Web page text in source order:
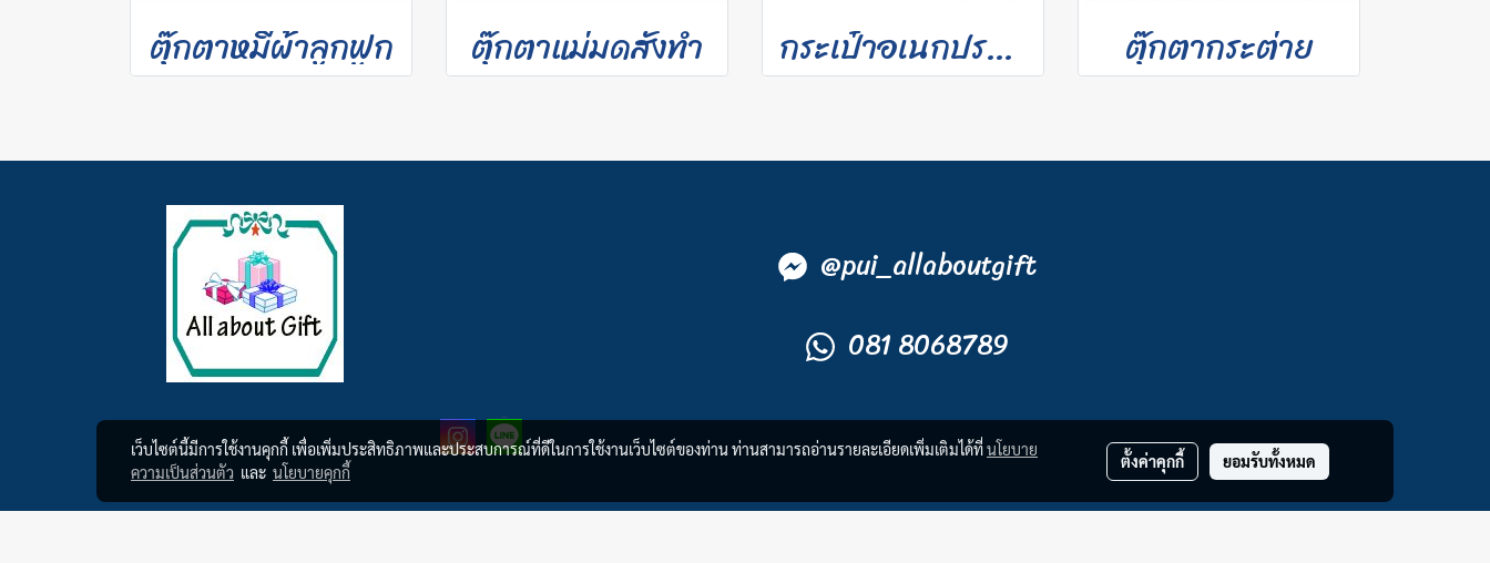
ตุ๊กตาหมีผ้าลูกฟูก ตุ๊กตาแม่มดสั่งทำ กระเป๋าอเนกประสงค์ ตุ๊กตากระต่าย
@pui_allaboutgift
081 8068789
เว็บไซต์นี้มีการใช้งานคุกกี้ เพื่อเพิ่มประสิทธิภาพและประสบการณ์ที่ดีในการใช้งานเว็บไซต์ของท่าน ท่านสามารถอ่านรายละเอียดเพิ่มเติมได้ที่นโยบาย
ความเป็นส่วนตัว และ นโยบายคุกกี้
ตั้งค่าคุกกี้ ยอมรับทั้งหมด